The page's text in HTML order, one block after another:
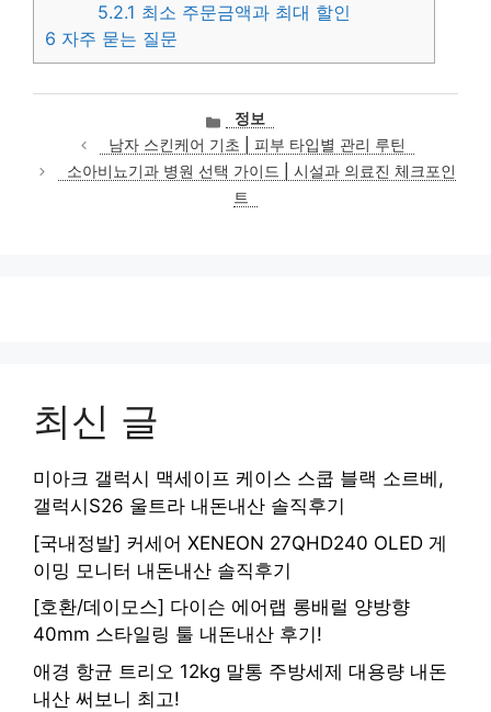
5.2.1 최소 주문금액과 최대 할인
6 자주 묻는 질문
카
테
고
리
정보
남자 스킨케어 기초 | 피부 타입별 관리 루틴
소아비뇨기과 병원 선택 가이드 | 시설과 의료진 체크포인
트
최신 글
미아크 갤럭시 맥세이프 케이스 스쿱 블랙 소르베,
갤럭시S26 울트라 내돈내산 솔직후기
[국내정발] 커세어 XENEON 27QHD240 OLED 게
이밍 모니터 내돈내산 솔직후기
[호환/데이모스] 다이슨 에어랩 롱배럴 양방향
40mm 스타일링 툴 내돈내산 후기!
애경 항균 트리오 12kg 말통 주방세제 대용량 내돈
내산 써보니 최고!